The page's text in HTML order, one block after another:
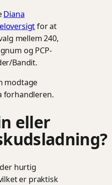
Diana
for at
mellem 240,
og PCP-
Bandit.
modtage
forhandleren.
eller
hurtig
er praktisk